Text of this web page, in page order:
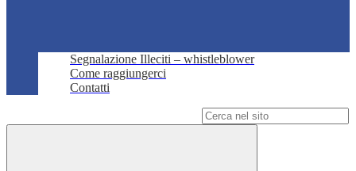
Segnalazione Illeciti – whistleblower
Come raggiungerci
Contatti